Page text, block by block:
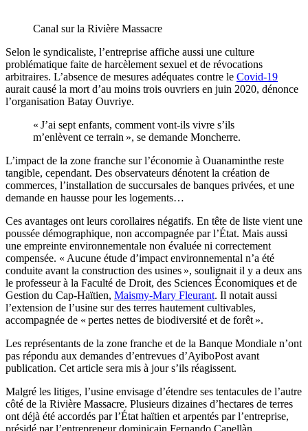
Canal sur la Rivière Massacre
Selon le syndicaliste, l’entreprise affiche aussi une culture
problématique faite de harcèlement sexuel et de révocations
arbitraires. L’absence de mesures adéquates contre le Covid-19
aurait causé la mort d’au moins trois ouvriers en juin 2020, dénonce
l’organisation Batay Ouvriye.
« J’ai sept enfants, comment vont-ils vivre s’ils
m’enlèvent ce terrain », se demande Moncherre.
L’impact de la zone franche sur l’économie à Ouanaminthe reste
tangible, cependant. Des observateurs dénotent la création de
commerces, l’installation de succursales de banques privées, et une
demande en hausse pour les logements…
Ces avantages ont leurs corollaires négatifs. En tête de liste vient une
poussée démographique, non accompagnée par l’État. Mais aussi
une empreinte environnementale non évaluée ni correctement
compensée. « Aucune étude d’impact environnemental n’a été
conduite avant la construction des usines », soulignait il y a deux ans
le professeur à la Faculté de Droit, des Sciences Économiques et de
Gestion du Cap-Haïtien, Maismy-Mary Fleurant. Il notait aussi
l’extension de l’usine sur des terres hautement cultivables,
accompagnée de « pertes nettes de biodiversité et de forêt ».
Les représentants de la zone franche et de la Banque Mondiale n’ont
pas répondu aux demandes d’entrevues d’AyiboPost avant
publication. Cet article sera mis à jour s’ils réagissent.
Malgré les litiges, l’usine envisage d’étendre ses tentacules de l’autre
côté de la Rivière Massacre. Plusieurs dizaines d’hectares de terres
ont déjà été accordés par l’État haïtien et arpentés par l’entreprise,